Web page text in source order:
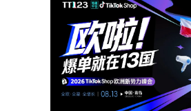
市场将达2153亿美元
2天前
万圣节提前消费带动帝王蝶
3天前
西欧在线时尚市场增速放缓至